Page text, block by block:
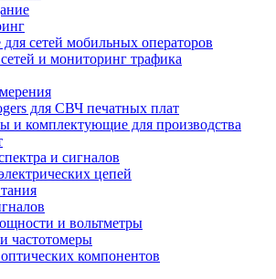
сетей мобильных операторов
и мониторинг трафика
для СВЧ печатных плат
и комплектующие для производства
и сигналов
цепей
и вольтметры
частотомеры
компонентов